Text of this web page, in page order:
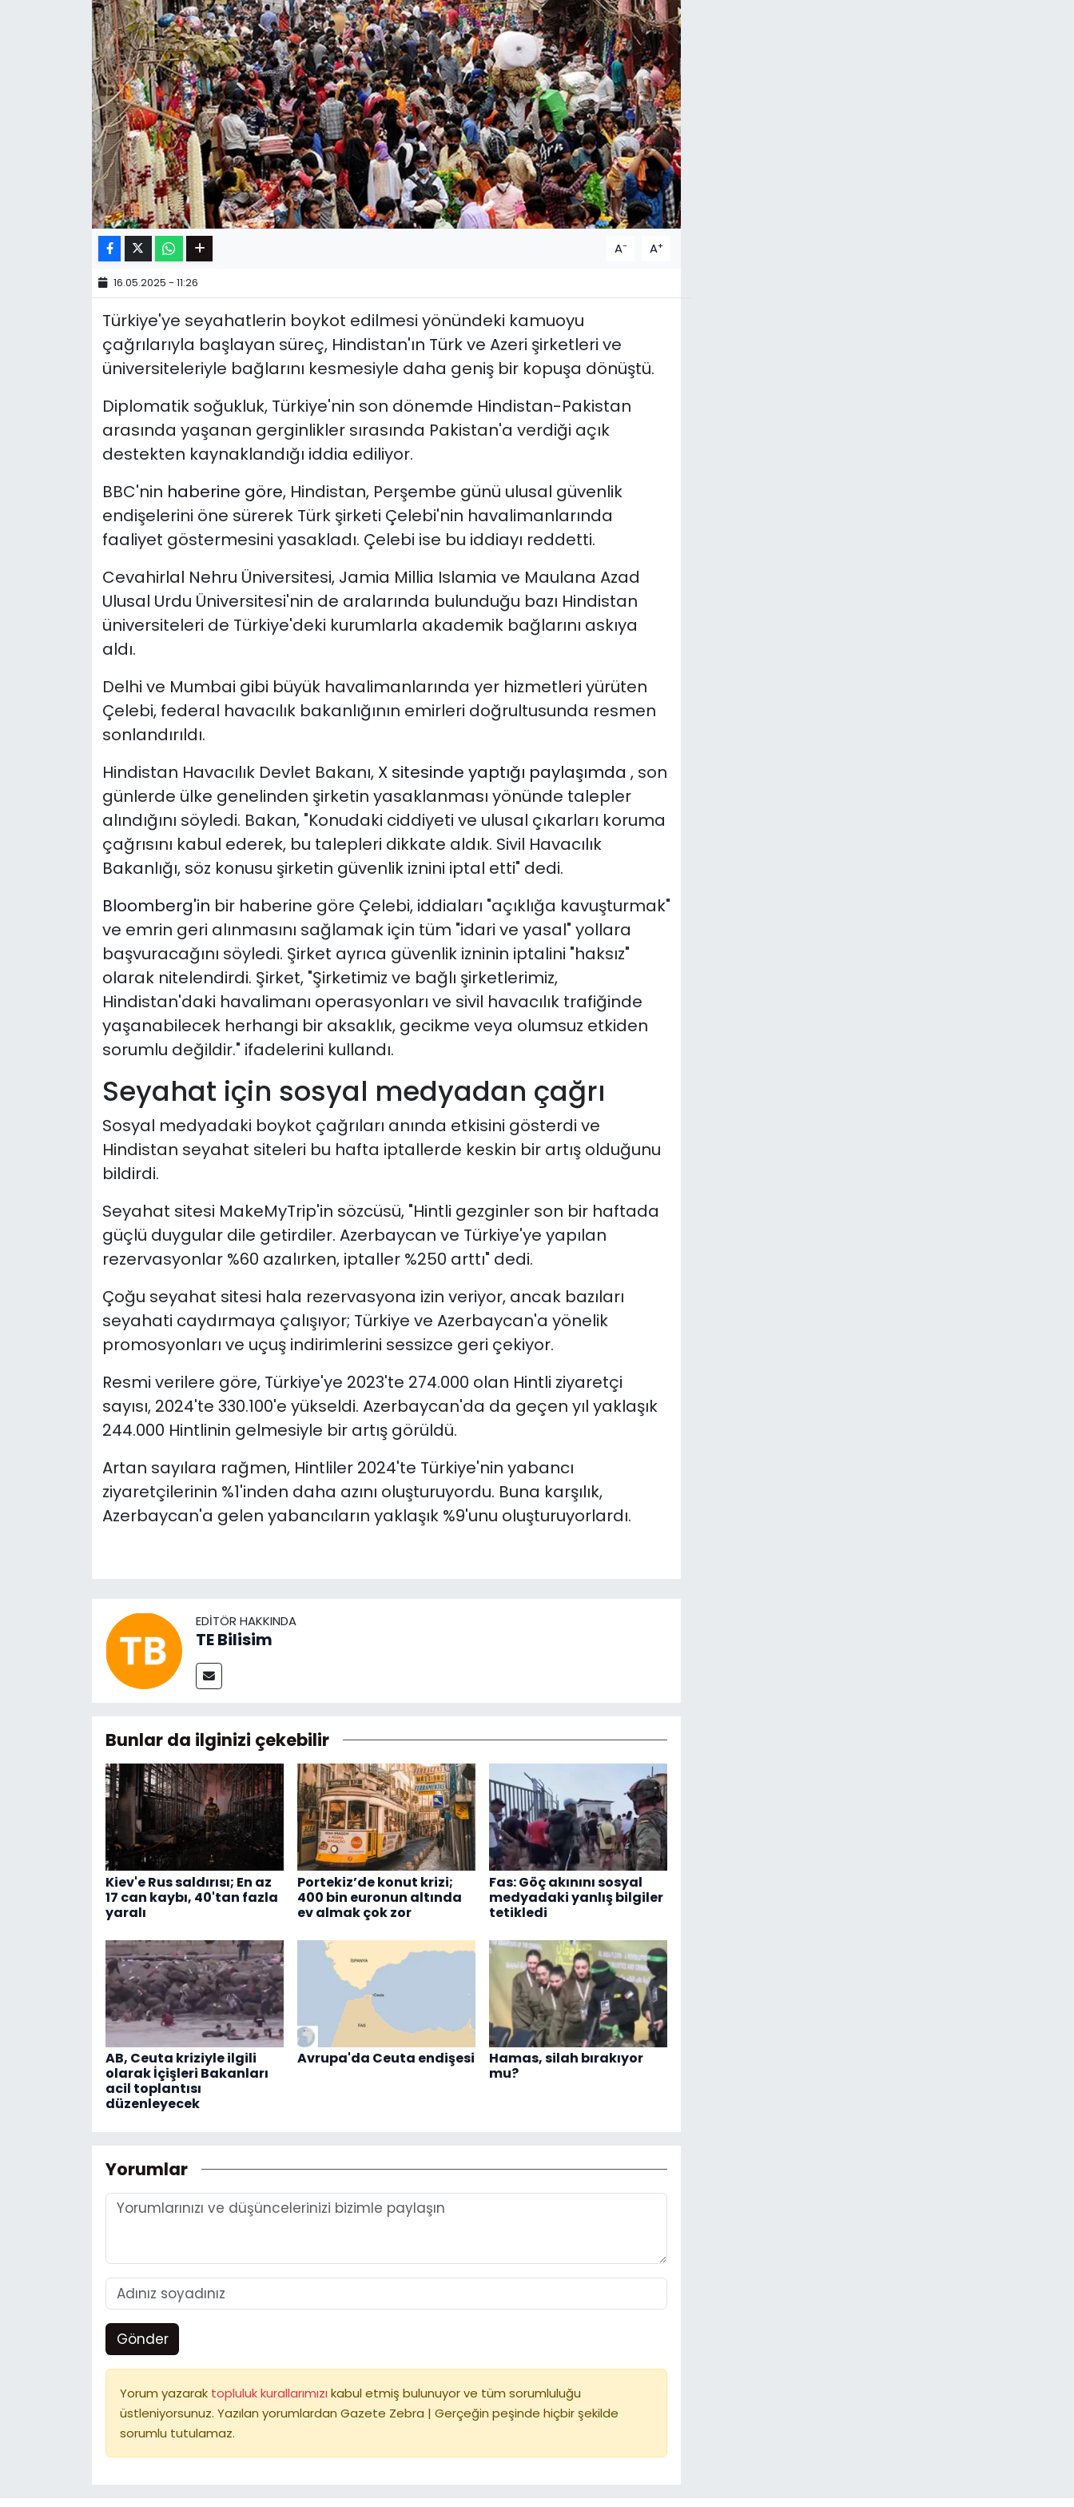
A- A+
16.05.2025 - 11:26
Türkiye'ye seyahatlerin boykot edilmesi yönündeki kamuoyu
çağrılarıyla başlayan süreç, Hindistan'ın Türk ve Azeri şirketleri ve
üniversiteleriyle bağlarını kesmesiyle daha geniş bir kopuşa dönüştü.
Diplomatik soğukluk, Türkiye'nin son dönemde Hindistan-Pakistan
arasında yaşanan gerginlikler sırasında Pakistan'a verdiği açık
destekten kaynaklandığı iddia ediliyor.
BBC'nin haberine göre, Hindistan, Perşembe günü ulusal güvenlik
endişelerini öne sürerek Türk şirketi Çelebi'nin havalimanlarında
faaliyet göstermesini yasakladı. Çelebi ise bu iddiayı reddetti.
Cevahirlal Nehru Üniversitesi, Jamia Millia Islamia ve Maulana Azad
Ulusal Urdu Üniversitesi'nin de aralarında bulunduğu bazı Hindistan
üniversiteleri de Türkiye'deki kurumlarla akademik bağlarını askıya
aldı.
Delhi ve Mumbai gibi büyük havalimanlarında yer hizmetleri yürüten
Çelebi, federal havacılık bakanlığının emirleri doğrultusunda resmen
sonlandırıldı.
Hindistan Havacılık Devlet Bakanı, X sitesinde yaptığı paylaşımda , son
günlerde ülke genelinden şirketin yasaklanması yönünde talepler
alındığını söyledi. Bakan, "Konudaki ciddiyeti ve ulusal çıkarları koruma
çağrısını kabul ederek, bu talepleri dikkate aldık. Sivil Havacılık
Bakanlığı, söz konusu şirketin güvenlik iznini iptal etti" dedi.
Bloomberg'in bir haberine göre Çelebi, iddiaları "açıklığa kavuşturmak"
ve emrin geri alınmasını sağlamak için tüm "idari ve yasal" yollara
başvuracağını söyledi. Şirket ayrıca güvenlik izninin iptalini "haksız"
olarak nitelendirdi. Şirket, "Şirketimiz ve bağlı şirketlerimiz,
Hindistan'daki havalimanı operasyonları ve sivil havacılık trafiğinde
yaşanabilecek herhangi bir aksaklık, gecikme veya olumsuz etkiden
sorumlu değildir." ifadelerini kullandı.
Seyahat için sosyal medyadan çağrı
Sosyal medyadaki boykot çağrıları anında etkisini gösterdi ve
Hindistan seyahat siteleri bu hafta iptallerde keskin bir artış olduğunu
bildirdi.
Seyahat sitesi MakeMyTrip'in sözcüsü, "Hintli gezginler son bir haftada
güçlü duygular dile getirdiler. Azerbaycan ve Türkiye'ye yapılan
rezervasyonlar %60 azalırken, iptaller %250 arttı" dedi.
Çoğu seyahat sitesi hala rezervasyona izin veriyor, ancak bazıları
seyahati caydırmaya çalışıyor; Türkiye ve Azerbaycan'a yönelik
promosyonları ve uçuş indirimlerini sessizce geri çekiyor.
Resmi verilere göre, Türkiye'ye 2023'te 274.000 olan Hintli ziyaretçi
sayısı, 2024'te 330.100'e yükseldi. Azerbaycan'da da geçen yıl yaklaşık
244.000 Hintlinin gelmesiyle bir artış görüldü.
Artan sayılara rağmen, Hintliler 2024'te Türkiye'nin yabancı
ziyaretçilerinin %1'inden daha azını oluşturuyordu. Buna karşılık,
Azerbaycan'a gelen yabancıların yaklaşık %9'unu oluşturuyorlardı.
EDITÖR HAKKINDA
TE Bilisim
Bunlar da ilginizi çekebilir
Kiev'e Rus saldırısı; En az
17 can kaybı, 40'tan fazla
yaralı
Portekiz’de konut krizi;
400 bin euronun altında
ev almak çok zor
Fas: Göç akınını sosyal
medyadaki yanlış bilgiler
tetikledi
AB, Ceuta kriziyle ilgili
olarak İçişleri Bakanları
acil toplantısı
düzenleyecek
Avrupa'da Ceuta endişesi
Hamas, silah bırakıyor
mu?
Yorumlar
Gönder
Yorum yazarak topluluk kurallarımızı kabul etmiş bulunuyor ve tüm sorumluluğu
üstleniyorsunuz. Yazılan yorumlardan Gazete Zebra | Gerçeğin peşinde hiçbir şekilde
sorumlu tutulamaz.